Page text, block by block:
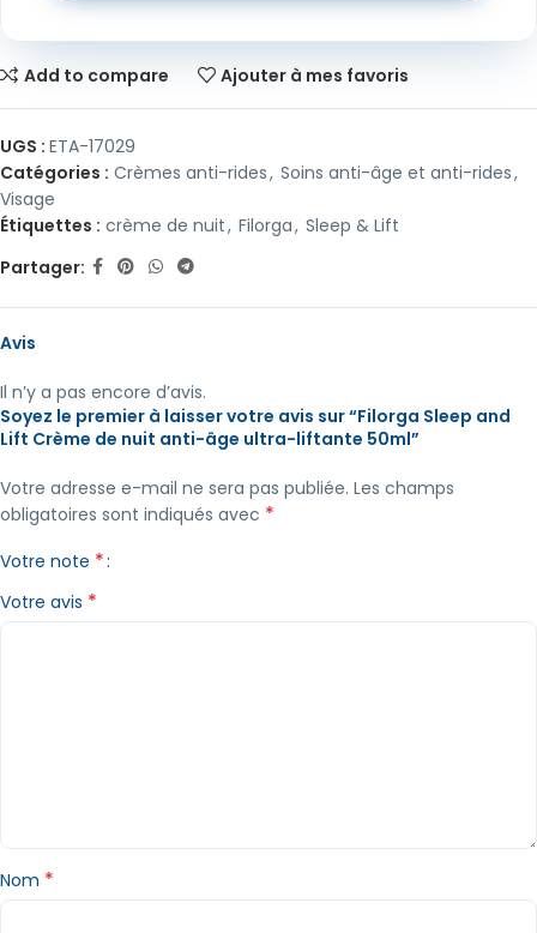
Add to compare Ajouter à mes favoris
UGS : ETA-17029
Catégories : Crèmes anti-rides, Soins anti-âge et anti-rides,
Visage
Étiquettes : crème de nuit, Filorga, Sleep & Lift
Partager:
Avis
Il n’y a pas encore d’avis.
Soyez le premier à laisser votre avis sur “Filorga Sleep and
Lift Crème de nuit anti-âge ultra-liftante 50ml”
Votre adresse e-mail ne sera pas publiée. Les champs
obligatoires sont indiqués avec *
Votre note *
Votre avis *
Nom *